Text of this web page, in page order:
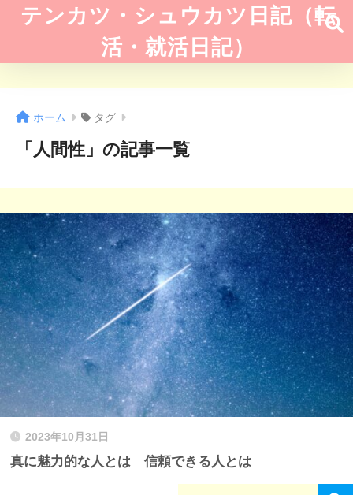
テンカツ・シュウカツ日記（転
活・就活日記）
ホーム タグ
「人間性」の記事一覧
2023年10月31日
真に魅力的な人とは 信頼できる人とは